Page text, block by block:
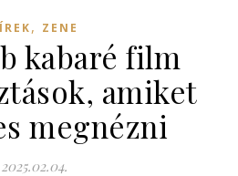
, ZENE
kabaré film
amiket
megnézni
2025.02.04.